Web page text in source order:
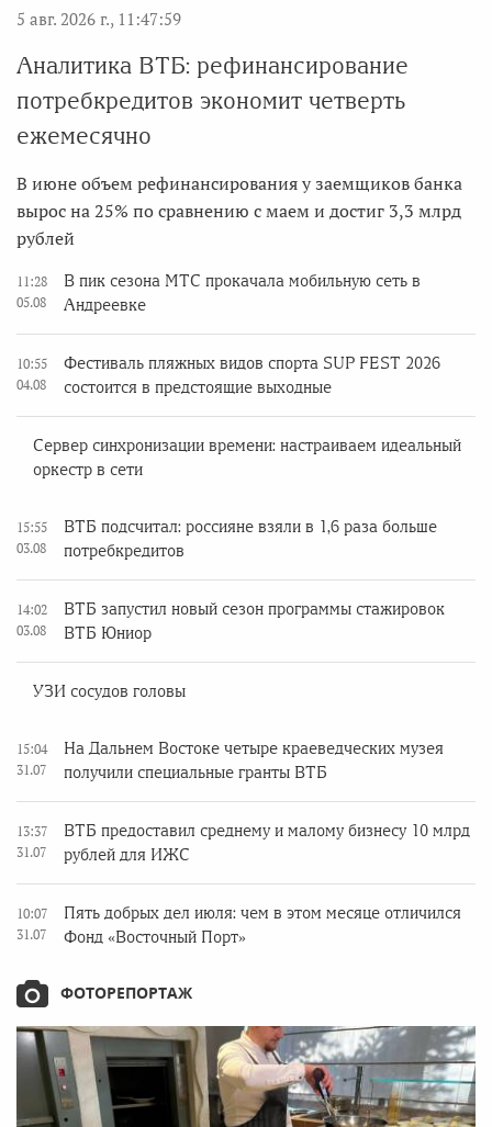
5 авг. 2026 г., 11:47:59
Аналитика ВТБ: рефинансирование
потребкредитов экономит четверть
ежемесячно
В июне объем рефинансирования у заемщиков банка
вырос на 25% по сравнению с маем и достиг 3,3 млрд
рублей
11:28
05.08
В пик сезона МТС прокачала мобильную сеть в
Андреевке
10:55
04.08
Фестиваль пляжных видов спорта SUP FEST 2026
состоится в предстоящие выходные
Сервер синхронизации времени: настраиваем идеальный
оркестр в сети
15:55
03.08
ВТБ подсчитал: россияне взяли в 1,6 раза больше
потребкредитов
14:02
03.08
ВТБ запустил новый сезон программы стажировок
ВТБ Юниор
УЗИ сосудов головы
15:04
31.07
На Дальнем Востоке четыре краеведческих музея
получили специальные гранты ВТБ
13:37
31.07
ВТБ предоставил среднему и малому бизнесу 10 млрд
рублей для ИЖС
10:07
31.07
Пять добрых дел июля: чем в этом месяце отличился
Фонд «Восточный Порт»
ФОТОРЕПОРТАЖ